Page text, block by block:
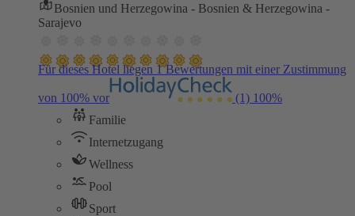
Bosnien und Herzegowina - Bosnien & Herzegowina -
Sarajevo
Für dieses Hotel liegen 1 Bewertungen mit einer Zustimmung
von 100% vor (1) 100%
Familie
Internetzugang
Wellness
Pool
Sport